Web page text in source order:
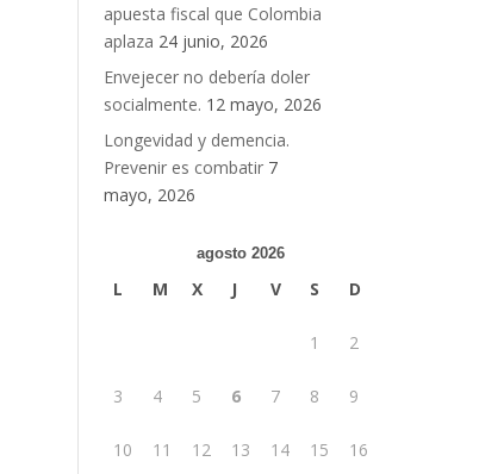
apuesta fiscal que Colombia
aplaza 24 junio, 2026
Envejecer no debería doler
socialmente. 12 mayo, 2026
Longevidad y demencia.
Prevenir es combatir 7
mayo, 2026
agosto 2026
L M X J V S D
1 2
3 4 5 6 7 8 9
10 11 12 13 14 15 16